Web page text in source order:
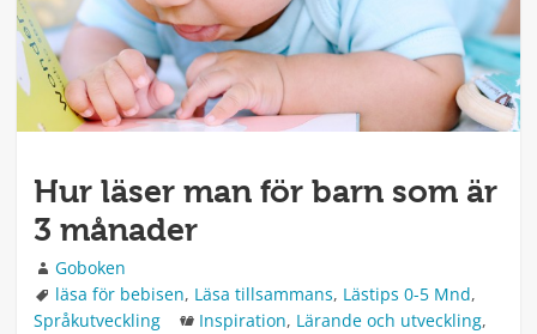
Hur läser man för barn som är
3 månader
Författare
Goboken
Taggar
läsa för bebisen, Läsa tillsammans, Lästips 0-5 Mnd,
Språkutveckling
Kategorier
Inspiration, Lärande och utveckling,